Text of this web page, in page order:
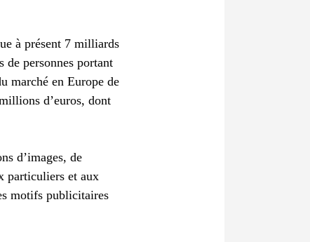
à présent 7 milliards
de personnes portant
marché en Europe de
d’euros, dont
d’images, de
particuliers et aux
motifs publicitaires